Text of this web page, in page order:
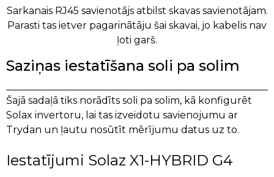
Sarkanais RJ45 savienotājs atbilst skavas savienotājam.
Parasti tas ietver pagarinātāju šai skavai, jo kabelis nav
ļoti garš.
Saziņas iestatīšana soli pa solim
Šajā sadaļā tiks norādīts soli pa solim, kā konfigurēt
Solax invertoru, lai tas izveidotu savienojumu ar
Trydan un ļautu nosūtīt mērījumu datus uz to.
Iestatījumi Solaz X1-HYBRID G4